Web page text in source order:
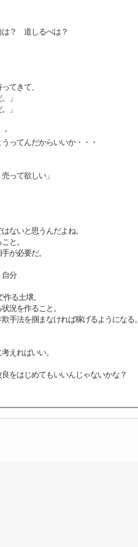
は？ 道しるべは？
てきて、
」
」
ってんだからいいか・・・
って欲しい」
ないと思うんだよね。
と。
が必要だ。
分
る土壌。
況を作ること。
手法を掴まなければ稼げるようになる。
えればいい。
をはじめてもいいんじゃないかな？